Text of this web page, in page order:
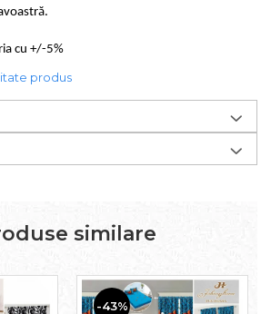
cu +/-5%
produs
similare
-43%